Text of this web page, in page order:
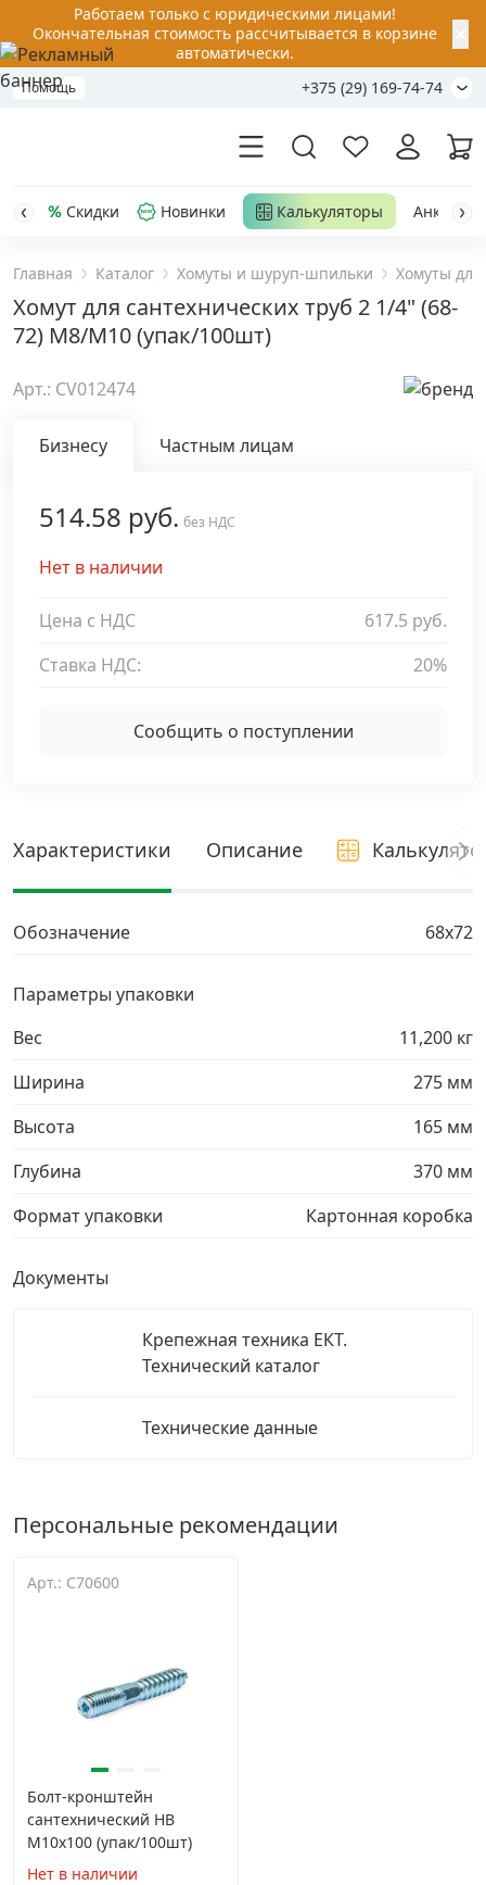
Работаем только с юридическими лицами!
Окончательная стоимость рассчитывается в корзине
автоматически.
Помощь +375 (29) 169-74-74
Акции
Распродажа
Уценка
Анкерная техника
Дюбельная техника
Хомуты и шуруп-шпильки
Комплекты и наборы крепежа ›
Нержавеющий крепеж
Скидки Новинки Калькуляторы Анкер-
Главная Каталог Хомуты и шуруп-шпильки Хомуты для
Хомут для сантехнических труб 2 1/4" (68-
72) M8/M10 (упак/100шт)
Арт.: CV012474
Бизнесу Частным лицам
514.58 руб. без НДС
Нет в наличии
Цена с НДС
617.5 руб.
Ставка НДС:
20%
Сообщить о поступлении
Характеристики Описание
Обозначение 68х72
Параметры упаковки
Вес
11,200 кг
Ширина
275 мм
Высота
165 мм
Глубина
370 мм
Формат упаковки
Картонная коробка
Документы
Крепежная техника ЕКТ.
Технический каталог
Технические данные
Персональные рекомендации
Арт.: C70600
Болт-кронштейн
сантехнический HB
М10х100 (упак/100шт)
Нет в наличии